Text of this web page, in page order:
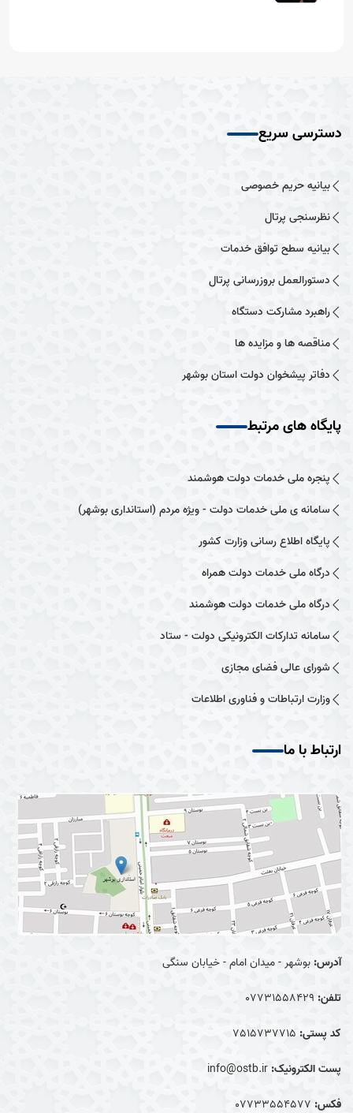
دسترسی سریع
بیانیه حریم خصوصی
نظرسنجی پرتال
بیانیه سطح توافق خدمات
دستورالعمل بروزرسانی پرتال
راهبرد مشارکت دستگاه
مناقصه ها و مزایده ها
دفاتر پیشخوان دولت استان بوشهر
پایگاه های مرتبط
پنجره ملی خدمات دولت هوشمند
سامانه ی ملی خدمات دولت - ویژه مردم (استانداری بوشهر)
پایگاه اطلاع رسانی وزارت کشور
درگاه ملی خدمات دولت همراه
درگاه ملی خدمات دولت هوشمند
سامانه تدارکات الکترونیکی دولت - ستاد
شورای عالی فضای مجازی
وزارت ارتباطات و فناوری اطلاعات
ارتباط با ما
آدرس: بوشهر - میدان امام - خیابان سنگی
تلفن: 07731558429
کد پستی: 7515737715
پست الکترونیک: info@ostb.ir
فکس: 07733554577